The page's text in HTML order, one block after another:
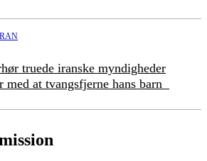
truede iranske myndigheder
med at tvangsfjerne hans barn